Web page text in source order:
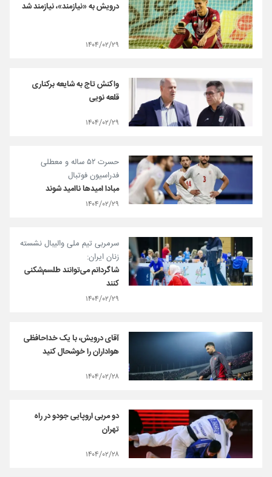
درویش به «نیازمند»، نیازمند شد
۱۴۰۴/۰۲/۲۹
واکنش تاج به شایعه برکناری
قلعه نویی
۱۴۰۴/۰۲/۲۹
حسرت ۵۲ ساله و معطلی
فدراسیون فوتبال
مبادا امیدها ناامید شوند
۱۴۰۴/۰۲/۲۹
سرمربی تیم ملی والیبال نشسته
زنان ایران:
شاگردانم می‌توانند طلسم‌شکنی
کنند
۱۴۰۴/۰۲/۲۹
آقای درویش، با یک خداحافظی
هواداران را خوشحال کنید
۱۴۰۴/۰۲/۲۸
دو مربی اروپایی جودو در راه
تهران
۱۴۰۴/۰۲/۲۸